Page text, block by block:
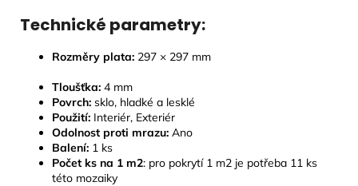
Technické parametry:
Rozměry plata: 297 × 297 mm
Tloušťka: 4 mm
Povrch: sklo, hladké a lesklé
Použití: Interiér, Exteriér
Odolnost proti mrazu: Ano
Balení: 1 ks
Počet ks na 1 m2: pro pokrytí 1 m2 je potřeba 11 ks
této mozaiky